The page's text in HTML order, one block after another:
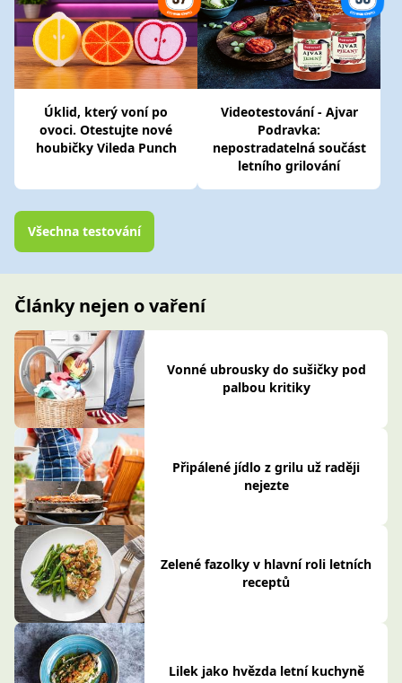
Úklid, který voní po
ovoci. Otestujte nové
houbičky Vileda Punch
Videotestování - Ajvar
Podravka:
nepostradatelná součást
letního grilování
Všechna testování
Články nejen o vaření
Vonné ubrousky do sušičky pod
palbou kritiky
Připálené jídlo z grilu už raději
nejezte
Zelené fazolky v hlavní roli letních
receptů
Lilek jako hvězda letní kuchyně